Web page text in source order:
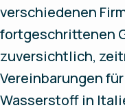
verschiedenen
fortgeschrittenen
zuversichtlich,
Vereinbarungen
Wasserstoff in